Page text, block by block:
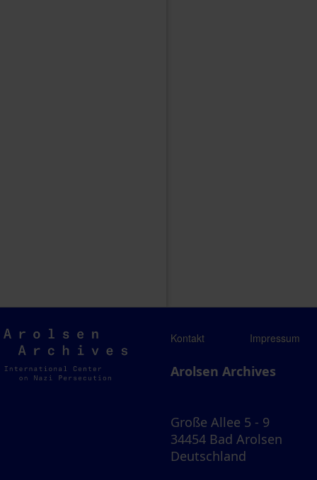
Arolsen
Archives
Kontakt Impressum
Arolsen Archives
Große Allee 5 - 9
34454 Bad Arolsen
Deutschland